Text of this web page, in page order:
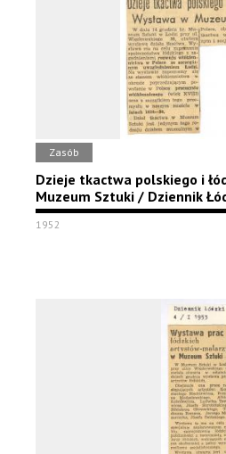
Zasób
Dzieje tkactwa polskiego i
Muzeum Sztuki / Dziennik
1952